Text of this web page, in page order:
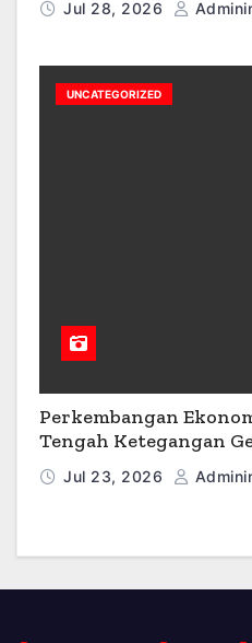
Jul 28, 2026
UNCATEGORIZED
Perkembangan
Tengah Ketegangan
Jul 23, 2026